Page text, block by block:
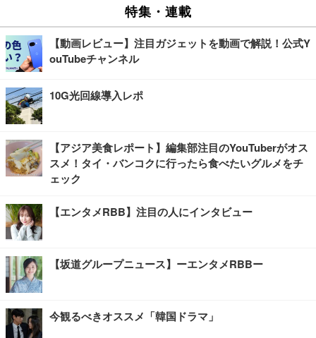
特集・連載
【動画レビュー】注目ガジェットを動画で解説！公式Y
ouTubeチャンネル
10G光回線導入レポ
【アジア美食レポート】編集部注目のYouTuberがオス
スメ！タイ・バンコクに行ったら食べたいグルメをチ
ェック
【エンタメRBB】注目の人にインタビュー
【坂道グループニュース】ーエンタメRBBー
今観るべきオススメ「韓国ドラマ」